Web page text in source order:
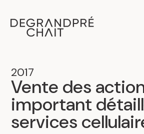
2017
Vente des
important
services